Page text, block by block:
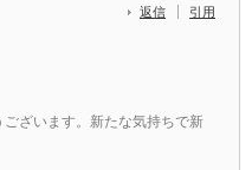
返信 引用
ざいます。新たな気持ちで新